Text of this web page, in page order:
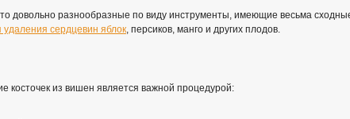
довольно разнообразные по виду инструменты, имеющие весьма
удаления сердцевин яблок, персиков, манго и других плодов.
косточек из вишен является важной процедурой: